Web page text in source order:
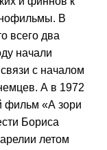
В
всего два
начали
с началом
А в 1972
фильм «А зори
Бориса
летом